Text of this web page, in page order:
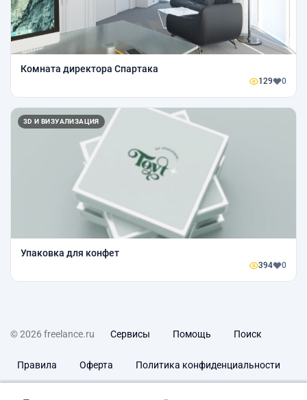
Комната директора Спартака
129 0
3D И ВИЗУАЛИЗАЦИЯ
Упаковка для конфет
394 0
© 2026 freelance.ru Сервисы Помощь Поиск
Правила Оферта Политика конфиденциальности